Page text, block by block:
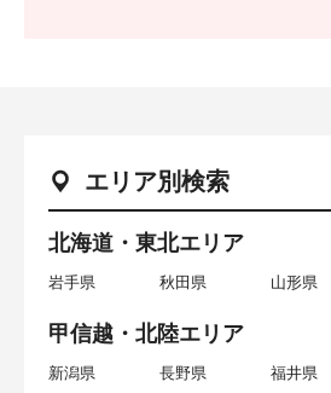
エリア別検索
北海道・東北エリア
岩手県 秋田県 山形県
甲信越・北陸エリア
新潟県 長野県 福井県